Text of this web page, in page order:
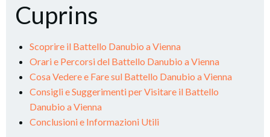
Cuprins
Scoprire il Battello Danubio a Vienna
Orari e Percorsi del Battello Danubio a Vienna
Cosa Vedere e Fare sul Battello Danubio a Vienna
Consigli e Suggerimenti per Visitare il Battello
Danubio a Vienna
Conclusioni e Informazioni Utili